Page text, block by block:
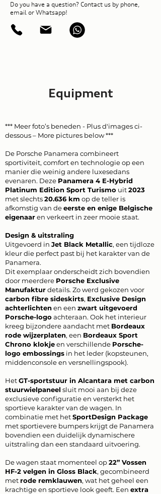
Do you have a question? Contact us by phone,
email or Whatsapp!
Equipment
*** Meer foto’s beneden - Plus d'images ci-
dessous – More pictures below ***
De Porsche Panamera combineert
sportiviteit, comfort en technologie op een
manier die weinig andere luxesedans
evenaren. Deze Panamera 4 E-Hybrid
Platinum Edition Sport Turismo uit2023
met slechts20.636 km op de teller is
afkomstig van deeerste en enige Belgische
eigenaaren verkeert in zeer mooie staat.
Design & uitstraling
Uitgevoerd in Jet Black Metallic, een tijdloze
kleur die perfect past bij het karakter van de
Panamera.
Dit exemplaar onderscheidt zich bovendien
door meerdere Porsche Exclusive
Manufakturdetails. Zo werd gekozen voor
carbon fibre sideskirts, Exclusive Design
achterlichtenen een zwart uitgevoerd
Porsche-logo achteraan. Ook het interieur
kreeg bijzondere aandacht met Bordeaux
rode wijzerplaten, een Bordeaux Sport
Chrono klokjeen verschillende Porsche-
logo embossings in het leder (kopsteunen,
middenconsole en versnellingspook).
HetGT-sportstuur in Alcantara met carbon
stuurwielpaneel sluit mooi aan bij deze
exclusieve configuratie en versterkt het
sportieve karakter van de wagen. In
combinatie met hetSportDesign Package
met sportievere bumpers krijgt de Panamera
bovendien een duidelijk dynamischere
uitstraling dan een standaard uitvoering.
De wagen staat momenteel op22” Vossen
HF-2 velgen in Gloss Black, gecombineerd
met rode remklauwen, wat het geheel een
krachtige en sportieve look geeft. Een extra